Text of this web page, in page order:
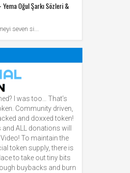
Yema Oğul Şarkı Sözleri &
seven si...
I was too… That’s
Community driven,
and doxxed token!
ALL donations will
To maintain the
token supply, there is
to take out tiny bits
buybacks and burn